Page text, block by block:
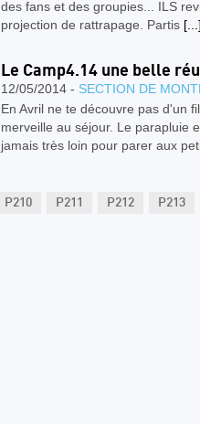
des fans et des groupies... ILS
projection de rattrapage. Partis
Le Camp4.14 une belle
12/05/2014 - SECTION DE
En Avril ne te découvre pas d'un
merveille au séjour. Le parapluie
jamais très loin pour parer aux
P210 P211 P212 P213